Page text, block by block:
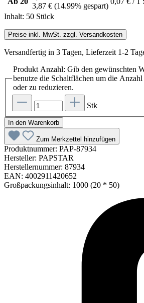
3,87 € (14.99% gespart)
Inhalt: 50 Stück
Preise inkl. MwSt. zzgl. Versandkosten
Versandfertig in 3 Tagen, Lieferzeit 1-2
Produkt Anzahl: Gib den gewünschten
benutze die Schaltflächen um die Anzahl
oder zu reduzieren.
Stk
In den Warenkorb
Zum Merkzettel hinzufügen
Produktnummer: PAP-87934
Hersteller: PAPSTAR
Herstellernummer: 87934
EAN: 4002911420652
Großpackungsinhalt: 1000 (20 * 50)